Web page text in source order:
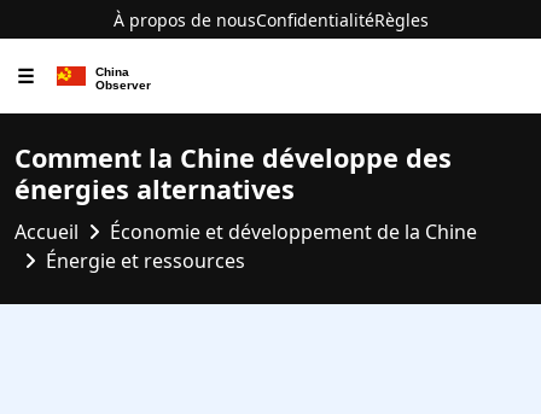
À propos de nousConfidentialitéRègles
☰
Comment la Chine développe des
énergies alternatives
Accueil
Économie et développement de la Chine
Énergie et ressources